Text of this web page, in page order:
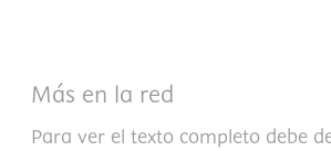
Más en la red
Para ver el texto completo debe